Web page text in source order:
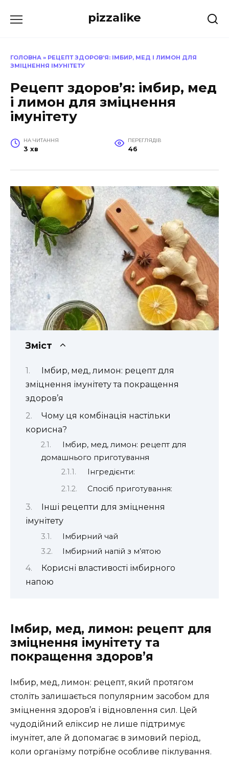
до
pizzalike
ГОЛОВНА » РЕЦЕПТ ЗДОРОВ’Я: ІМБИР, МЕД І ЛИМОН ДЛЯ
ЗМІЦНЕННЯ ІМУНІТЕТУ
Рецепт здоров’я: імбир, мед
і лимон для зміцнення
імунітету
НА ЧИТАННЯ
3 хв
ПЕРЕГЛЯДІВ
46
Зміст
Імбир, мед, лимон: рецепт для
зміцнення імунітету та покращення
здоров’я
Чому ця комбінація настільки
корисна?
Імбир, мед, лимон: рецепт для
домашнього приготування
Інгредієнти:
Спосіб приготування:
Інші рецепти для зміцнення
імунітету
Імбирний чай
Імбирний напій з м’ятою
Корисні властивості імбирного
напою
Імбир, мед, лимон: рецепт для
зміцнення імунітету та
покращення здоров’я
Імбир, мед, лимон: рецепт, який протягом
століть залишається популярним засобом для
зміцнення здоров’я і відновлення сил. Цей
чудодійний еліксир не лише підтримує
імунітет, але й допомагає в зимовий період,
коли організму потрібне особливе піклування.